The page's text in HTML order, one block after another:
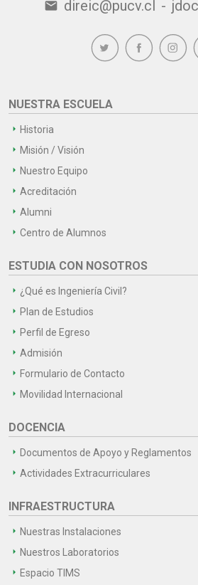
email direic@pucv.cl -
NUESTRA ESCUELA
Historia
Misión / Visión
Nuestro Equipo
Acreditación
Alumni
Centro de Alumnos
ESTUDIA CON NOSOTROS
¿Qué es Ingeniería Civil?
Plan de Estudios
Perfil de Egreso
Admisión
Formulario de Contacto
Movilidad Internacional
DOCENCIA
Documentos de Apoyo y Reglamentos
Actividades Extracurriculares
INFRAESTRUCTURA
Nuestras Instalaciones
Nuestros Laboratorios
Espacio TIMS